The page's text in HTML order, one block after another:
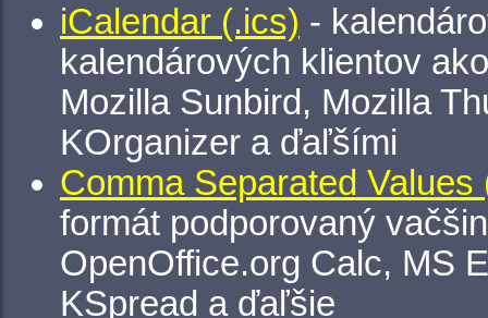
iCalendar (.ics) -
kalendárových klientov
Mozilla Sunbird, Mozilla
KOrganizer a ďaľšími
Comma Separated Values
formát podporovaný
OpenOffice.org Calc, MS
KSpread a ďaľšie